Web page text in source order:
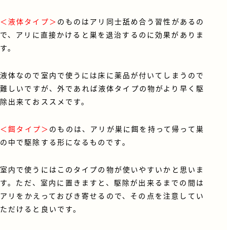
＜液体タイプ＞ のものはアリ同士舐め合う習性があるの
で、アリに直接かけると巣を退治するのに効果がありま
す。
液体なので室内で使うには床に薬品が付いてしまうので
難しいですが、外であれば液体タイプの物がより早く駆
除出来ておススメです。
＜餌タイプ＞ のものは、アリが巣に餌を持って帰って巣
の中で駆除する形になるものです。
室内で使うにはこのタイプの物が使いやすいかと思いま
す。ただ、室内に置きますと、駆除が出来るまでの間は
アリをかえっておびき寄せるので、その点を注意してい
ただけると良いです。